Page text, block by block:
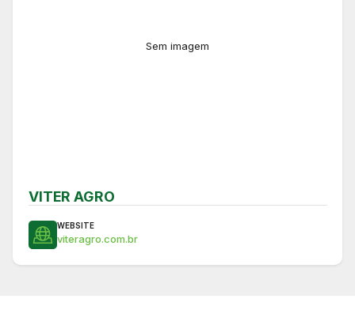
Sem imagem
VITER AGRO
WEBSITE
viteragro.com.br